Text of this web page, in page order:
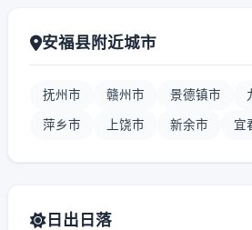
安福县附近城市
抚州市 赣州市 景德镇市
萍乡市 上饶市 新余市 宜
日出日落